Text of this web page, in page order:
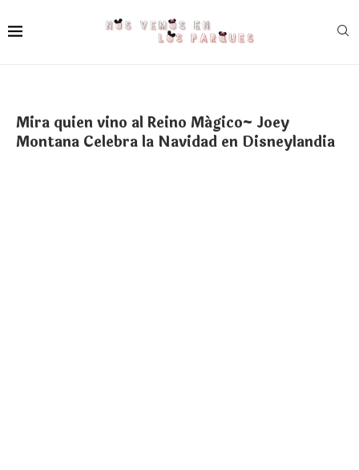
Mira quien vino al Reino Mágico~ Joey
Montana Celebra la Navidad en Disneylandia